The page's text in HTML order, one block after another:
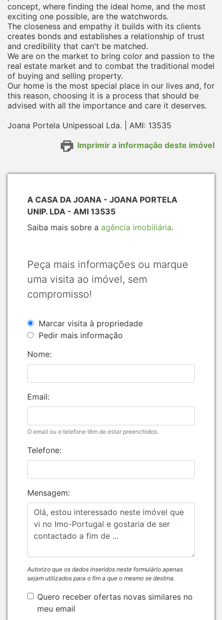
concept, where finding the ideal home, and the most
exciting one possible, are the watchwords.
The closeness and empathy it builds with its clients
creates bonds and establishes a relationship of trust
and credibility that can't be matched.
We are on the market to bring color and passion to the
real estate market and to combat the traditional model
of buying and selling property.
Our home is the most special place in our lives and, for
this reason, choosing it is a process that should be
advised with all the importance and care it deserves.
Joana Portela Unipessoal Lda. | AMI: 13535
Imprimir a informação deste imóvel
A CASA DA JOANA - JOANA PORTELA
UNIP. LDA - AMI 13535
Saiba mais sobre a agência imobiliária.
Peça mais informações ou marque
uma visita ao imóvel, sem
compromisso!
Marcar visita à propriedade
Pedir mais informação
Nome:
Email:
O email ou o telefone têm de estar preenchidos.
Telefone:
Mensagem:
Autorizo que os dados inseridos neste formulário apenas
sejam utilizados para o fim a que o mesmo se destina.
Quero receber ofertas novas similares no
meu email